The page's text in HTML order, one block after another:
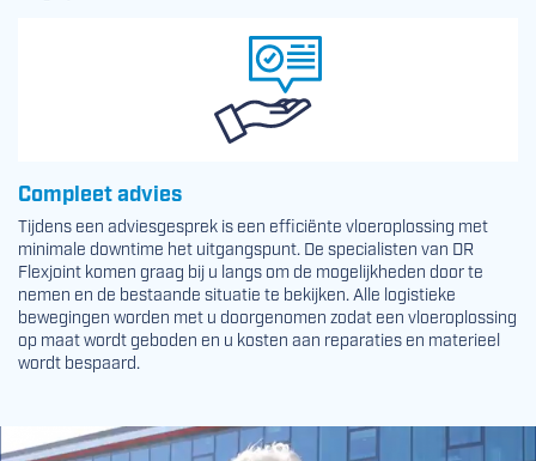
Compleet advies
Tijdens een adviesgesprek is een efficiënte vloeroplossing met
minimale downtime het uitgangspunt. De specialisten van DR
Flexjoint komen graag bij u langs om de mogelijkheden door te
nemen en de bestaande situatie te bekijken. Alle logistieke
bewegingen worden met u doorgenomen zodat een vloeroplossing
op maat wordt geboden en u kosten aan reparaties en materieel
wordt bespaard.